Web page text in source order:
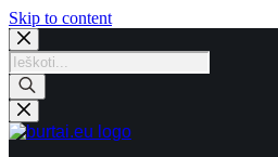
Skip to contentSkip
content
Products
search